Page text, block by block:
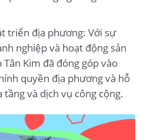
triển địa phương: Với sự
nghiệp và hoạt động sản
Kim đã đóng góp vào
quyền địa phương và hỗ
và dịch vụ công cộng.